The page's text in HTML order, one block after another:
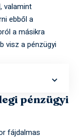
valamint
ebből a
a másikra
visz a pénzügyi
pénzügyi
fájdalmas